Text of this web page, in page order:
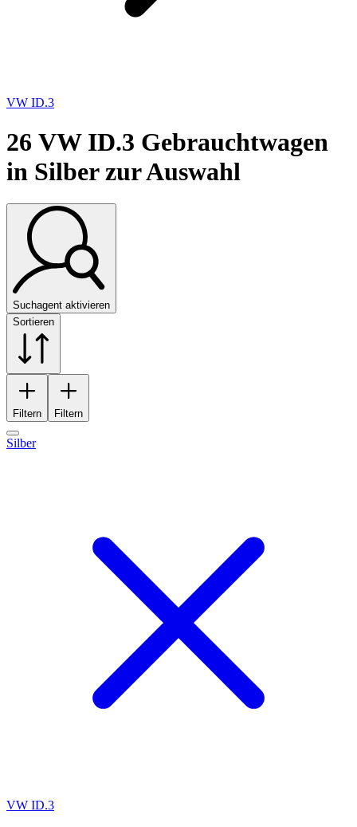
VW ID.3
26 VW ID.3 Gebrauchtwagen
in Silber zur Auswahl
Suchagent aktivieren
Sortieren
Filtern Filtern
Silber
VW ID.3